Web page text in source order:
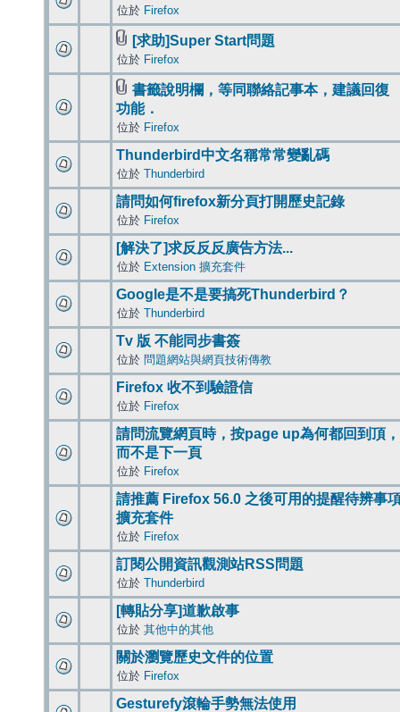
位於 Firefox
[求助]Super Start問題
位於 Firefox
書籤說明欄，等同聯絡記事本，建議回復
功能．
位於 Firefox
Thunderbird中文名稱常常變亂碼
位於 Thunderbird
請問如何firefox新分頁打開歷史記錄
位於 Firefox
[解決了]求反反反廣告方法...
位於 Extension 擴充套件
Google是不是要搞死Thunderbird？
位於 Thunderbird
Tv 版 不能同步書簽
位於 問題網站與網頁技術傳教
Firefox 收不到驗證信
位於 Firefox
請問流覽網頁時，按page up為何都回到頂，
而不是下一頁
位於 Firefox
請推薦 Firefox 56.0 之後可用的提醒待辨事
擴充套件
位於 Firefox
訂閱公開資訊觀測站RSS問題
位於 Thunderbird
[轉貼分享]道歉啟事
位於 其他中的其他
關於瀏覽歷史文件的位置
位於 Firefox
Gesturefy滾輪手勢無法使用